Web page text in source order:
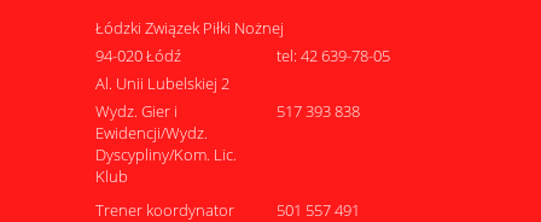
Łódzki Związek Piłki Nożnej
94-020 Łódź
tel: 42 639-78-05
Al. Unii Lubelskiej 2
Wydz. Gier i
Ewidencji/Wydz.
Dyscypliny/Kom. Lic.
Klub
517 393 838
Trener koordynator 501 557 491